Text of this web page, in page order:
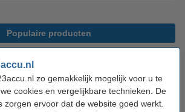
zo gemakkelijk mogelijk voor u te
cookies en vergelijkbare technieken. De
zorgen ervoor dat de website goed werkt.
Populaire producten